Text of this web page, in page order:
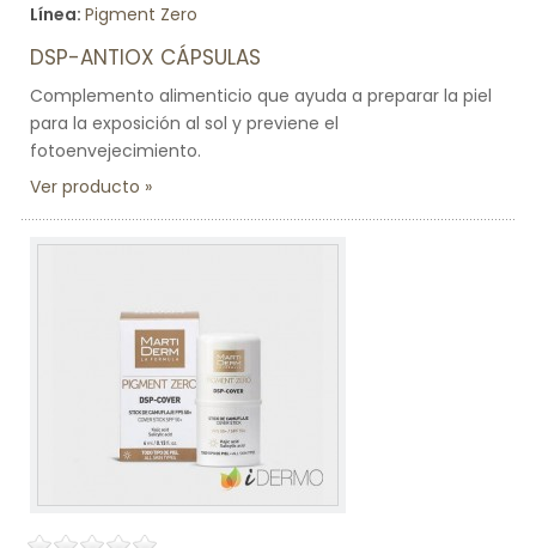
Línea: Pigment Zero
DSP-ANTIOX CÁPSULAS
Complemento alimenticio que ayuda a preparar la piel
para la exposición al sol y previene el
fotoenvejecimiento.
Ver producto